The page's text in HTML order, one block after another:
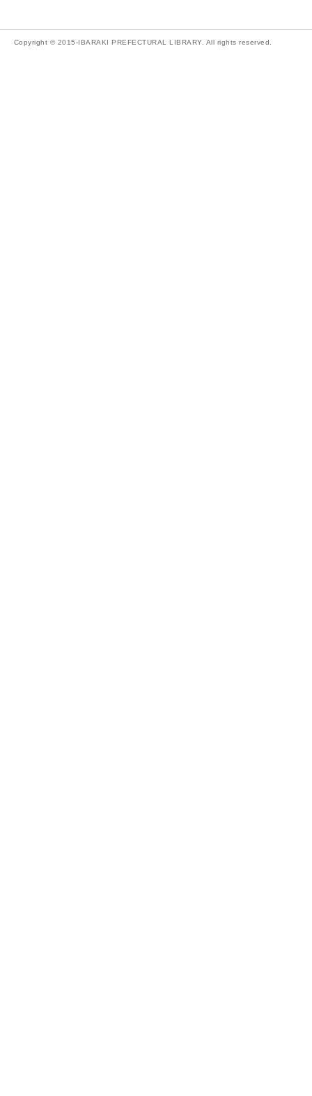
Copyright © 2015-IBARAKI PREFECTURAL LIBRARY. All rights reserved.